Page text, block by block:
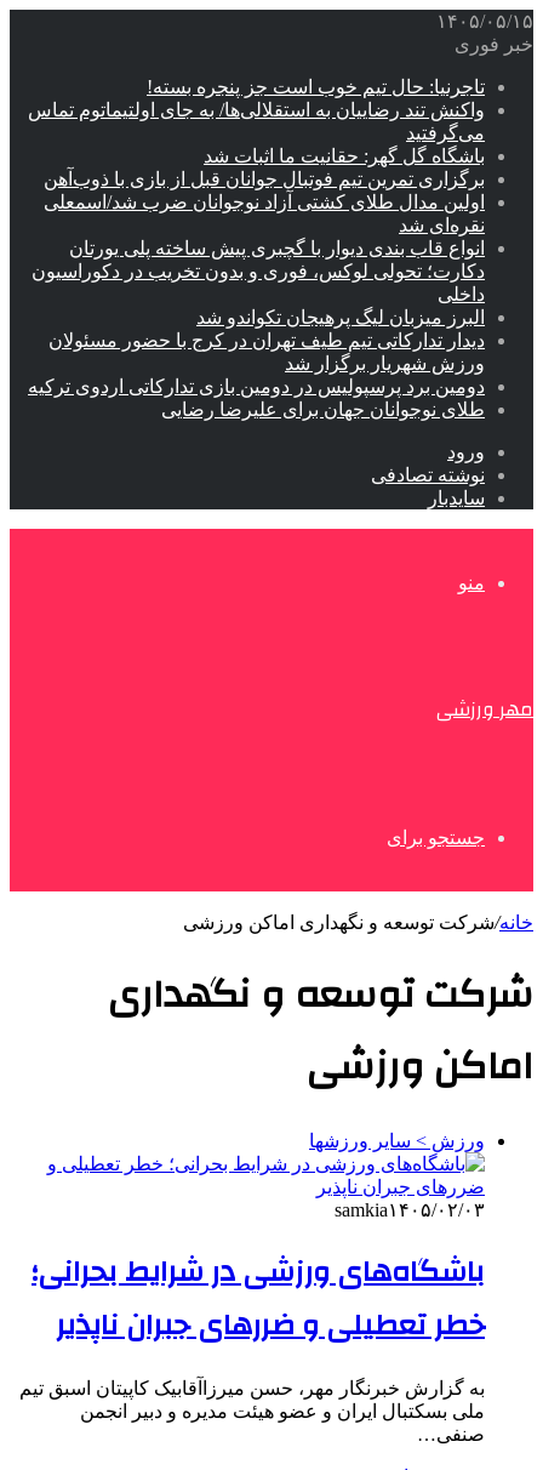
۱۴۰۵/۰۵/۱۵
خبر فوری
تاجرنیا: حال تیم خوب است جز پنجره بسته!
واکنش تند رضاییان به استقلالی‌ها/ به جای اولتیماتوم تماس
می‌گرفتید
باشگاه گل گهر: حقانیت ما اثبات شد
برگزاری تمرین تیم فوتبال جوانان قبل از بازی با ذوب‌آهن
اولین مدال طلای کشتی آزاد نوجوانان ضرب شد/اسمعلی
نقره‌ای شد
انواع قاب بندی دیوار با گچبری پیش ساخته پلی یورتان
دکارت؛ تحولی لوکس، فوری و بدون تخریب در دکوراسیون
داخلی
البرز میزبان لیگ پرهیجان تکواندو شد
دیدار تدارکاتی تیم طیف تهران در کرج با حضور مسئولان
ورزش شهریار برگزار شد
دومین برد پرسپولیس در دومین بازی تدارکاتی اردوی ترکیه
طلای نوجوانان جهان برای علیرضا رضایی
ورود
نوشته تصادفی
سایدبار
منو
مهر ورزشی
جستجو برای
خانه/شرکت توسعه و نگهداری اماکن ورزشی
شرکت توسعه و نگهداری
اماکن ورزشی
ورزش > سایر ورزشها
samkia۱۴۰۵/۰۲/۰۳
باشگاه‌های ورزشی در شرایط بحرانی؛
خطر تعطیلی و ضررهای جبران ناپذیر
به گزارش خبرنگار مهر، حسن میرزاآقابیک کاپیتان اسبق تیم
ملی بسکتبال ایران و عضو هیئت مدیره و دبیر انجمن
صنفی…